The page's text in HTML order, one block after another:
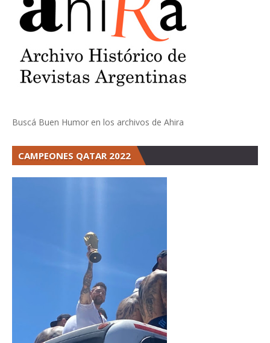
Buscá Buen Humor en los archivos de Ahira
CAMPEONES QATAR 2022